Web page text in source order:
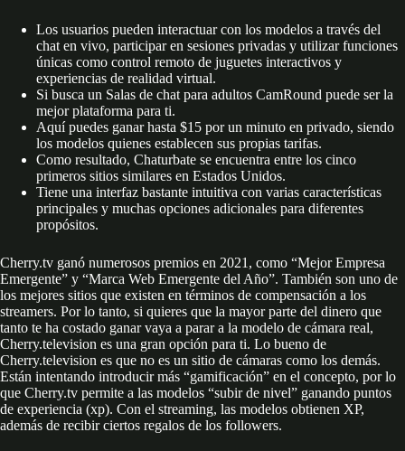
Los usuarios pueden interactuar con los modelos a través del
chat en vivo, participar en sesiones privadas y utilizar funciones
únicas como control remoto de juguetes interactivos y
experiencias de realidad virtual.
Si busca un Salas de chat para adultos CamRound puede ser la
mejor plataforma para ti.
Aquí puedes ganar hasta $15 por un minuto en privado, siendo
los modelos quienes establecen sus propias tarifas.
Como resultado, Chaturbate se encuentra entre los cinco
primeros sitios similares en Estados Unidos.
Tiene una interfaz bastante intuitiva con varias características
principales y muchas opciones adicionales para diferentes
propósitos.
Cherry.tv ganó numerosos premios en 2021, como “Mejor Empresa
Emergente” y “Marca Web Emergente del Año”. También son uno de
los mejores sitios que existen en términos de compensación a los
streamers. Por lo tanto, si quieres que la mayor parte del dinero que
tanto te ha costado ganar vaya a parar a la modelo de cámara real,
Cherry.television es una gran opción para ti. Lo bueno de
Cherry.television es que no es un sitio de cámaras como los demás.
Están intentando introducir más “gamificación” en el concepto, por lo
que Cherry.tv permite a las modelos “subir de nivel” ganando puntos
de experiencia (xp). Con el streaming, las modelos obtienen XP,
además de recibir ciertos regalos de los followers.